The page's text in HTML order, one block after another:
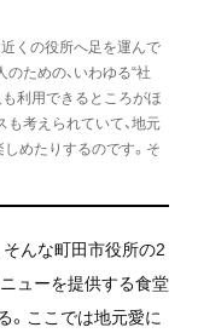
くの役所へ足を運んで
ための、いわゆる“社
利用できるところがほ
も考えられていて、地元
めたりするのです。そ
んな町田市役所の2
ューを提供する食堂
。ここでは地元愛に